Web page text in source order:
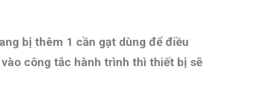
bị thêm 1 cần gạt dùng để điều
công tắc hành trình thì thiết bị sẽ